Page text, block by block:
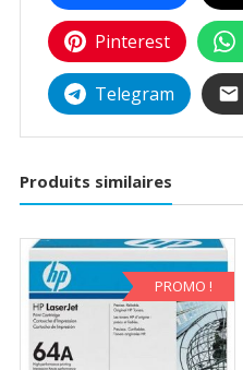
Pinterest
Telegram
Produits similaires
PROMO !